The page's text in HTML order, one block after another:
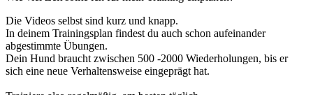
Die Videos selbst sind kurz und knapp.
In deinem Trainingsplan findest du auch schon aufeinander
abgestimmte Übungen.
Dein Hund braucht zwischen 500 -2000 Wiederholungen, bis er
sich eine neue Verhaltensweise eingeprägt hat.